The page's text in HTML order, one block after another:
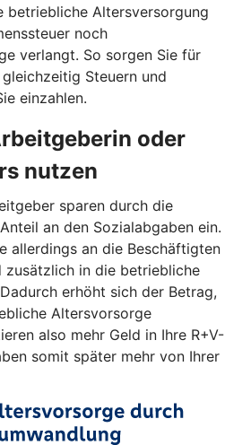
betriebliche Altersversorgung
noch
verlangt. So sorgen Sie für
Steuern und
einzahlen.
oder
nutzen
sparen durch die
an den Sozialabgaben ein.
allerdings an die Beschäftigten
zusätzlich in die betriebliche
erhöht sich der Betrag,
Altersvorsorge
also mehr Geld in Ihre R+V-
somit später mehr von Ihrer